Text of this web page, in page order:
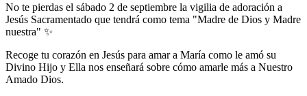
No te pierdas el sábado 2 de septiembre la vigilia de adoración a
Jesús Sacramentado que tendrá como tema "Madre de Dios y Madre
nuestra" ✨
Recoge tu corazón en Jesús para amar a María como le amó su
Divino Hijo y Ella nos enseñará sobre cómo amarle más a Nuestro
Amado Dios.